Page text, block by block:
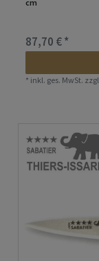
cm
87,70 € *
* inkl. ges. MwSt.